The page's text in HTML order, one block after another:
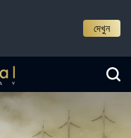
দেখুন